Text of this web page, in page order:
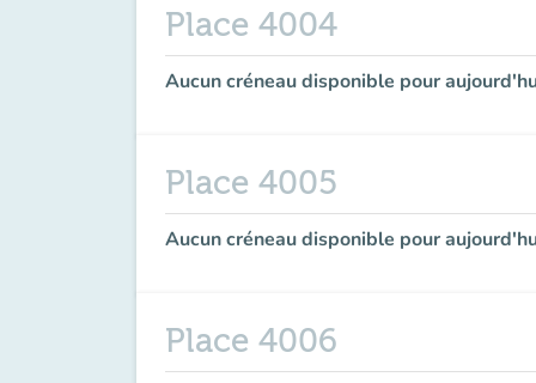
Place 4004
Aucun créneau disponible pour
Place 4005
Aucun créneau disponible pour
Place 4006